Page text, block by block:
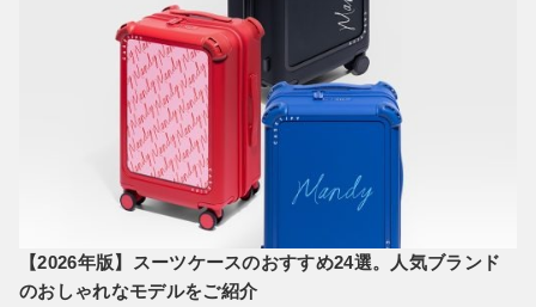
【2026年版】スーツケースのおすすめ24選。人気ブランド
のおしゃれなモデルをご紹介